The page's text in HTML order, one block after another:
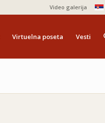
Video galerija
Virtuelna poseta Vesti